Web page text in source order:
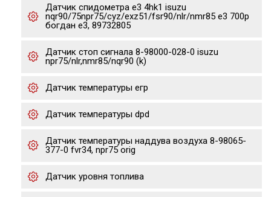
Датчик спидометра е3 4hk1 isuzu
nqr90/75npr75/cyz/exz51/fsr90/nlr/nmr85 e3 700p
богдан е3, 89732805
Датчик стоп сигнала 8-98000-028-0 isuzu
npr75/nlr,nmr85/nqr90 (k)
Датчик температуры егр
Датчик температуры dpd
Датчик температуры наддува воздуха 8-98065-
377-0 fvr34, npr75 orig
Датчик уровня топлива